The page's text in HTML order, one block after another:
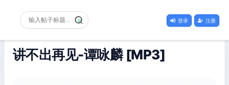
登录 注册
讲不出再见-谭咏麟 [MP3]